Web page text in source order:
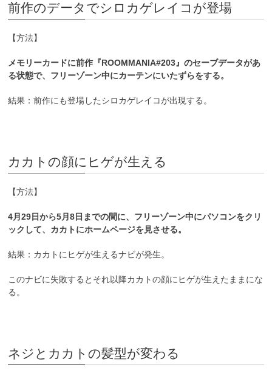
前作のデータでシロカゲレイコが登場
【方法】
メモリーカードに前作『ROOMMANIA#203』のセーブデータがあ
る状態で、フリーゾーン中にカーテンにいたずらをする。
結果：前作にも登場したシロカゲレイコが出現する。
カカトの顔にヒゲが生える
【方法】
4月29日から5月8日までの間に、フリーゾーン中にパソコンをクリ
ックして、カカトにホームページを見させる。
結果：カカトにヒゲが生えるナビが発生。
このナビに失敗するとそれ以降カカトの顔にヒゲが生えたままにな
る。
ネジとカカトの髪型が変わる